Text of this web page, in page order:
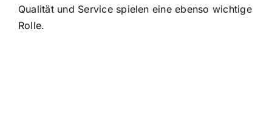
Qualität und Service spielen eine ebenso wichtige
Rolle.